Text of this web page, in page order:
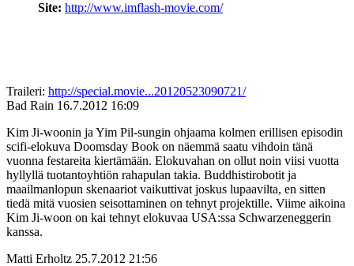
Site: http://www.imflash-movie.com/
Traileri: http://special.movie...20120523090721/
Bad Rain 16.7.2012 16:09
Kim Ji-woonin ja Yim Pil-sungin ohjaama kolmen erillisen episodin
scifi-elokuva Doomsday Book on näemmä saatu vihdoin tänä
vuonna festareita kiertämään. Elokuvahan on ollut noin viisi vuotta
hyllyllä tuotantoyhtiön rahapulan takia. Buddhistirobotit ja
maailmanlopun skenaariot vaikuttivat joskus lupaavilta, en sitten
tiedä mitä vuosien seisottaminen on tehnyt projektille. Viime aikoina
Kim Ji-woon on kai tehnyt elokuvaa USA:ssa Schwarzeneggerin
kanssa.
Matti Erholtz 25.7.2012 21:56